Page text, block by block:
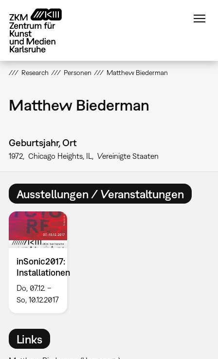
zum
Inhalt
Research Personen Matthew Biederman
Matthew Biederman
Geburtsjahr, Ort
1972 Chicago Heights, IL Vereinigte Staaten
Ausstellungen / Veranstaltungen
inSonic2017:
Installationen
Do, 07.12. –
So, 10.12.2017
Links